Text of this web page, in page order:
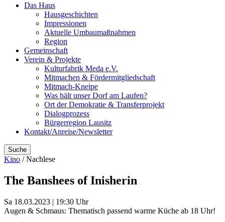
Das Haus
Hausgeschichten
Impressionen
Aktuelle Umbaumaßnahmen
Region
Gemeinschaft
Verein & Projekte
Kulturfabrik Meda e.V.
Mitmachen & Fördermitgliedschaft
Mitmach-Kneipe
Was hält unser Dorf am Laufen?
Ort der Demokratie & Transferprojekt
Dialogprozess
Bürgerregion Lausitz
Kontakt/Anreise/Newsletter
Suche
Kino / Nachlese
The Banshees of Inisherin
Sa 18.03.2023 | 19:30 Uhr
Augen & Schmaus: Thematisch passend warme Küche ab 18 Uhr!